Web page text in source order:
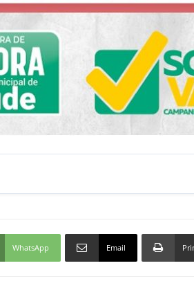
WhatsApp Email